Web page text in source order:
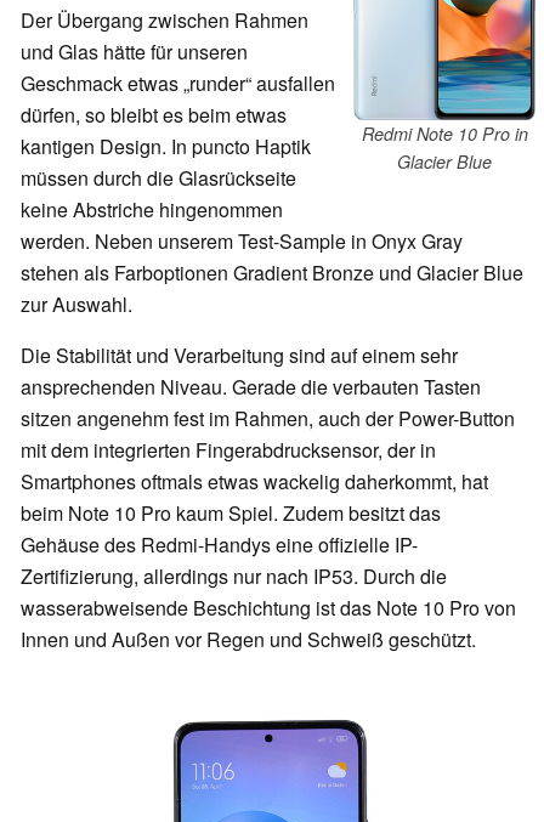
Redmi Note 10 Pro in
Glacier Blue
Der Übergang zwischen Rahmen
und Glas hätte für unseren
Geschmack etwas „runder“ ausfallen
dürfen, so bleibt es beim etwas
kantigen Design. In puncto Haptik
müssen durch die Glasrückseite
keine Abstriche hingenommen
werden. Neben unserem Test-Sample in Onyx Gray
stehen als Farboptionen Gradient Bronze und Glacier Blue
zur Auswahl.
Die Stabilität und Verarbeitung sind auf einem sehr
ansprechenden Niveau. Gerade die verbauten Tasten
sitzen angenehm fest im Rahmen, auch der Power-Button
mit dem integrierten Fingerabdrucksensor, der in
Smartphones oftmals etwas wackelig daherkommt, hat
beim Note 10 Pro kaum Spiel. Zudem besitzt das
Gehäuse des Redmi-Handys eine offizielle IP-
Zertifizierung, allerdings nur nach IP53. Durch die
wasserabweisende Beschichtung ist das Note 10 Pro von
Innen und Außen vor Regen und Schweiß geschützt.